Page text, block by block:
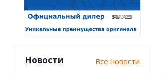
Новости Все новости